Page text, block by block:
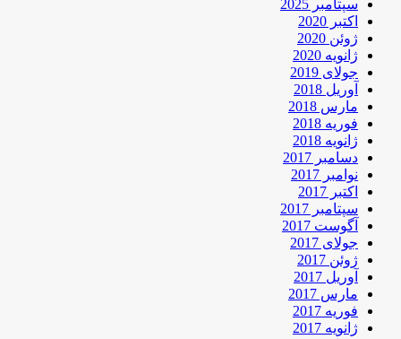
سپتامبر 2025
اکتبر 2020
ژوئن 2020
ژانویه 2020
جولای 2019
آوریل 2018
مارس 2018
فوریه 2018
ژانویه 2018
دسامبر 2017
نوامبر 2017
اکتبر 2017
سپتامبر 2017
آگوست 2017
جولای 2017
ژوئن 2017
آوریل 2017
مارس 2017
فوریه 2017
ژانویه 2017